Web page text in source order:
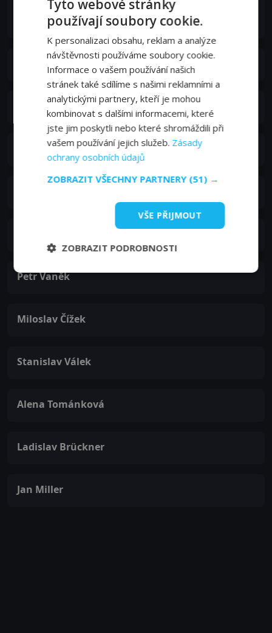
Vítězslav Jandák
MUDr. Vávra
Ivo Kubečka
František Řehák
Vladimír Čapka
Petr Vaněk
Miloslav Čížek
Stanislav Válek
Alena Tománková
Ladislav Brückner
Jan Miller
Tyto webové stránky
používají soubory cookie.
K personalizaci obsahu, reklam a analýze
návštěvnosti používáme soubory cookie.
Informace o vašem používání našich
stránek také sdílíme s našimi reklamními a
analytickými partnery, kteří je mohou
kombinovat s dalšími informacemi, které
jste jim poskytli nebo které shromáždili při
vašem používání jejich služeb. Zásady
ochrany osobních údajů
ZOBRAZIT VŠECHNY PARTNERY (51) →
VŠE PŘIJMOUT
ZOBRAZIT PODROBNOSTI